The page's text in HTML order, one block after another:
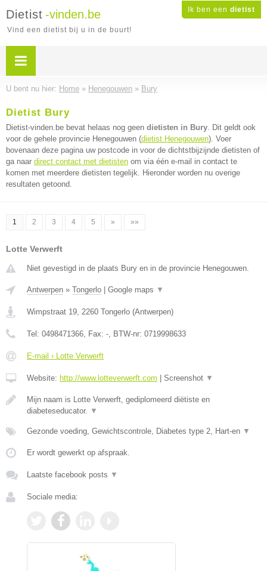
Ik ben een dietist
Dietist -vinden.be
Vind een dietist bij u in de buurt!
U bent nu hier: Home » Henegouwen » Bury
Dietist Bury
Dietist-vinden.be bevat helaas nog geen dietisten in Bury. Dit geldt ook
voor de gehele provincie Henegouwen (dietist Henegouwen). Voer
bovenaan deze pagina uw postcode in voor de dichtstbijzijnde dietisten of
ga naar direct contact met dietisten om via één e-mail in contact te
komen met meerdere dietisten tegelijk. Hieronder worden nu overige
resultaten getoond.
1 2 3 4 5 » »»
Lotte Verwerft
Niet gevestigd in de plaats Bury en in de provincie Henegouwen.
Antwerpen » Tongerlo Google maps ▼
Wimpstraat 19, 2260 Tongerlo (Antwerpen)
Tel: 0498471366, Fax: -, BTW-nr: 0719998633
E-mail › Lotte Verwerft
Website: http://www.lotteverwerft.com Screenshot ▼
Mijn naam is Lotte Verwerft, gediplomeerd diëtiste en
diabeteseducator. ▼
Gezonde voeding, Gewichtscontrole, Diabetes type 2, Hart-en ▼
Er wordt gewerkt op afspraak.
Laatste facebook posts ▼
Sociale media: